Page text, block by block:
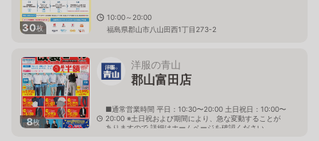
30枚
10:00～20:00
福島県郡山市八山田西1丁目273-2
8枚
洋服の青山
郡山富田店
■通常営業時間 平日：10:30〜20:00 土日祝日：10:00〜
20:00 ※土日祝および期間により、急な変動することが
ありますので 詳細はホームページを確認ください